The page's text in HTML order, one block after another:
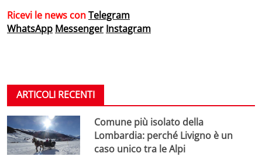
Ricevi le news conTelegram
WhatsApp Messenger Instagram
ARTICOLI RECENTI
Comune più isolato della
Lombardia: perché Livigno è un
caso unico tra le Alpi